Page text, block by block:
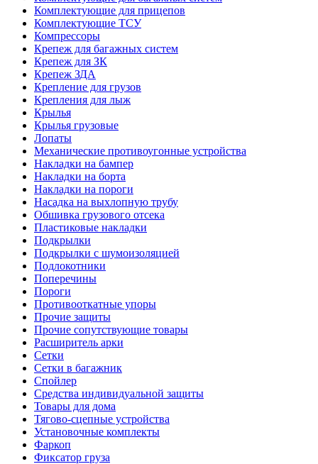
Комплектующие для прицепов
Комплектующие ТСУ
Компрессоры
Крепеж для багажных систем
Крепеж для ЗК
Крепеж ЗДА
Крепление для грузов
Крепления для лыж
Крылья
Крылья грузовые
Лопаты
Механические противоугонные устройства
Накладки на бампер
Накладки на борта
Накладки на пороги
Насадка на выхлопную трубу
Обшивка грузового отсека
Пластиковые накладки
Подкрылки
Подкрылки с шумоизоляцией
Подлокотники
Поперечины
Пороги
Противооткатные упоры
Прочие защиты
Прочие сопутствующие товары
Расширитель арки
Сетки
Сетки в багажник
Спойлер
Средства индивидуальной защиты
Товары для дома
Тягово-сцепные устройства
Установочные комплекты
Фаркоп
Фиксатор груза